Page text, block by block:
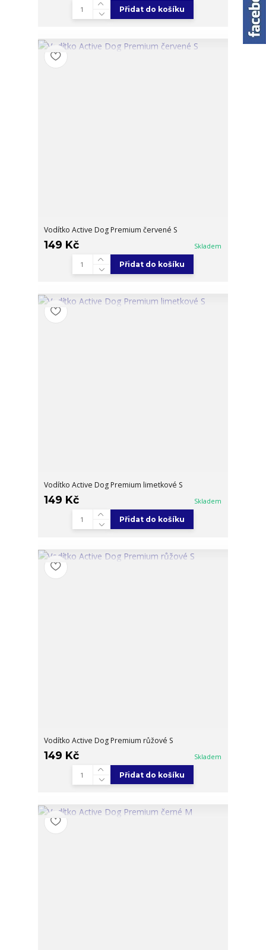
Přidat do košíku
Vodítko Active Dog Premium červené S
149 Kč Skladem
Přidat do košíku
Vodítko Active Dog Premium limetkové S
149 Kč Skladem
Přidat do košíku
Vodítko Active Dog Premium růžové S
149 Kč Skladem
Přidat do košíku